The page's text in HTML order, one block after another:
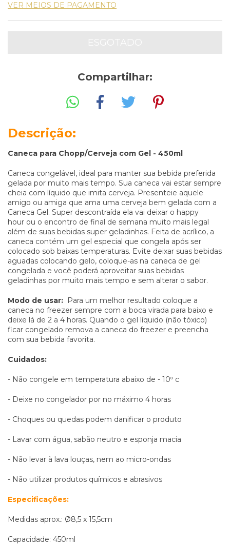
VER MEIOS DE PAGAMENTO
Compartilhar:
Descrição:
Caneca para Chopp/Cerveja com Gel - 450ml
Caneca congelável, ideal para manter sua bebida preferida
gelada por muito mais tempo. Sua caneca vai estar sempre
cheia com líquido que imita cerveja. Presenteie aquele
amigo ou amiga que ama uma cerveja bem gelada com a
Caneca Gel. Super descontraída ela vai deixar o happy
hour ou o encontro de final de semana muito mais legal
além de suas bebidas super geladinhas. Feita de acrílico, a
caneca contém um gel especial que congela após ser
colocado sob baixas temperaturas. Evite deixar suas bebidas
aguadas colocando gelo, coloque-as na caneca de gel
congelada e você poderá aproveitar suas bebidas
geladinhas por muito mais tempo e sem alterar o sabor.
Modo de usar: Para um melhor resultado coloque a
caneca no freezer sempre com a boca virada para baixo e
deixe lá de 2 a 4 horas. Quando o gel líquido (não tóxico)
ficar congelado remova a caneca do freezer e preencha
com sua bebida favorita.
Cuidados:
- Não congele em temperatura abaixo de - 10º c
- Deixe no congelador por no máximo 4 horas
- Choques ou quedas podem danificar o produto
- Lavar com água, sabão neutro e esponja macia
- Não levar à lava louças, nem ao micro-ondas
- Não utilizar produtos químicos e abrasivos
Especificações:
Medidas aprox.: Ø8,5 x 15,5cm
Capacidade: 450ml